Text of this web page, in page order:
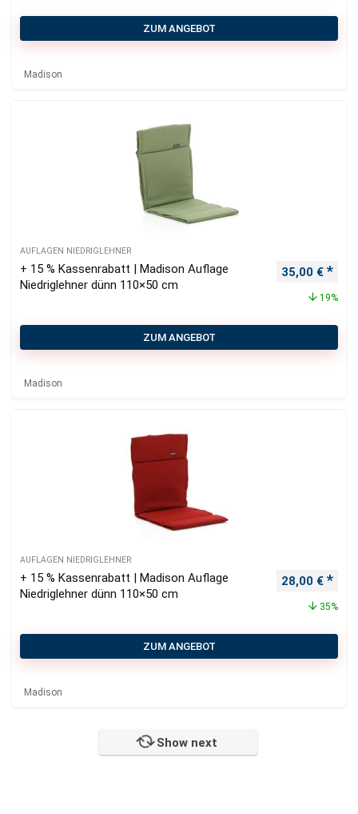
ZUM ANGEBOT
Madison
AUFLAGEN NIEDRIGLEHNER
+ 15 % Kassenrabatt | Madison Auflage
Niedriglehner dünn 110×50 cm
35,00 €
19%
ZUM ANGEBOT
Madison
AUFLAGEN NIEDRIGLEHNER
+ 15 % Kassenrabatt | Madison Auflage
Niedriglehner dünn 110×50 cm
28,00 €
35%
ZUM ANGEBOT
Madison
Show next